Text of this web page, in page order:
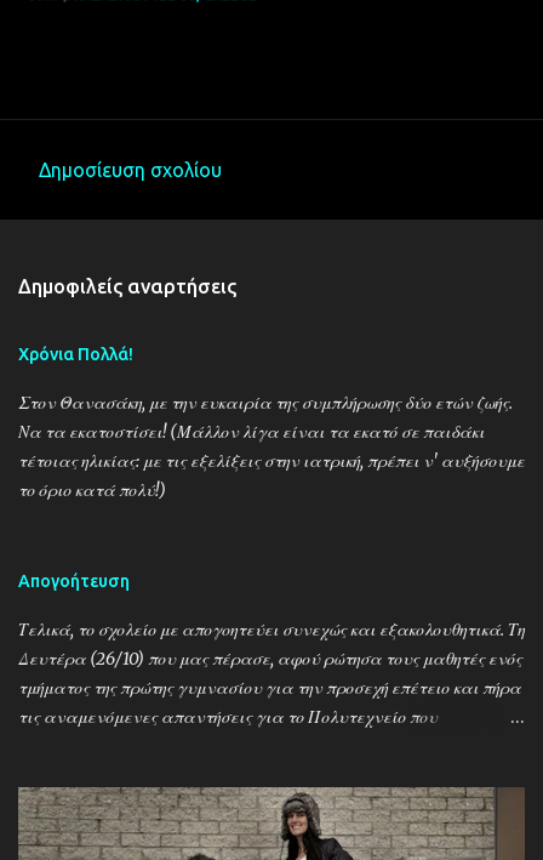
λ
α
Δημοσίευση σχολίου
Δημοφιλείς αναρτήσεις
Χρόνια Πολλά!
Στον Θανασάκη, με την ευκαιρία της συμπλήρωσης δύο ετών ζωής.
Να τα εκατοστίσει! (Μάλλον λίγα είναι τα εκατό σε παιδάκι
τέτοιας ηλικίας: με τις εξελίξεις στην ιατρική, πρέπει ν' αυξήσουμε
το όριο κατά πολύ!)
Απογοήτευση
Τελικά, το σχολείο με απογοητεύει συνεχώς και εξακολουθητικά. Τη
Δευτέρα (26/10) που μας πέρασε, αφού ρώτησα τους μαθητές ενός
τμήματος της πρώτης γυμνασίου για την προσεχή επέτειο και πήρα
τις αναμενόμενες απαντήσεις για το Πολυτεχνείο που
που είχαμε και σύντομα και περιεκτικά τούς μίλησα για τον 2ο
Παγκόσμιο, τον Εμμανουέλε Γκράτσι, τον Μεταξά, το «Alors, c'est